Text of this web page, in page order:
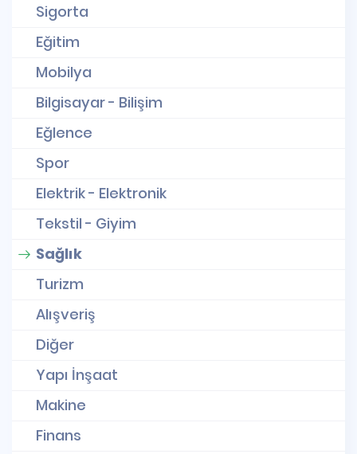
Sigorta
Eğitim
Mobilya
Bilgisayar - Bilişim
Eğlence
Spor
Elektrik - Elektronik
Tekstil - Giyim
Sağlık
Turizm
Alışveriş
Diğer
Yapı İnşaat
Makine
Finans